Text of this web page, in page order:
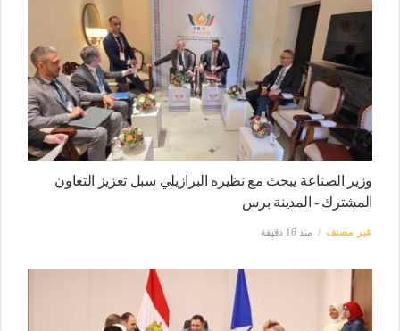
وزير الصناعة يبحث مع نظيره البرازيلي سبل تعزيز التعاون
المشترك - المدينة برس
غير مصنف منذ 16 دقيقة